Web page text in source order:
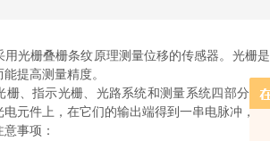
用光栅叠栅条纹原理测量位移的传感器。光栅
提高测量精度。
指示光栅、光路系统和测量系统四部分组
元件上，在它们的输出端得到一串电脉冲，
意事项：